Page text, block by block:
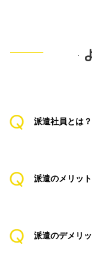
派遣社員とは？
派遣のメリッ
派遣のデメリ